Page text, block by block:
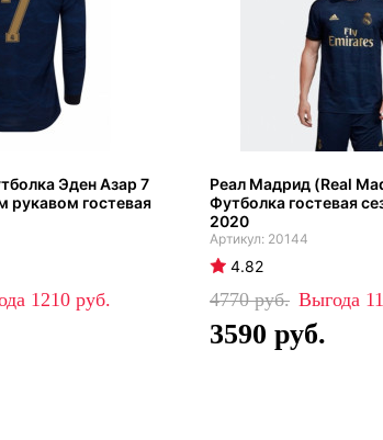
Эден Азар 7
рукавом гостевая
1210
Реал Мадрид (Real
Футболка гостевая
2020
20144
4.82
4770
3590